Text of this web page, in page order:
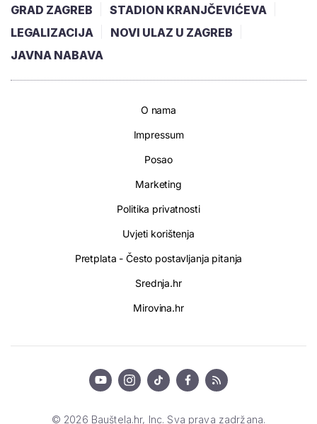
GRAD ZAGREB
STADION KRANJČEVIĆEVA
LEGALIZACIJA
NOVI ULAZ U ZAGREB
JAVNA NABAVA
O nama
Impressum
Posao
Marketing
Politika privatnosti
Uvjeti korištenja
Pretplata - Često postavljanja pitanja
Srednja.hr
Mirovina.hr
© 2026 Bauštela.hr, Inc. Sva prava zadržana.